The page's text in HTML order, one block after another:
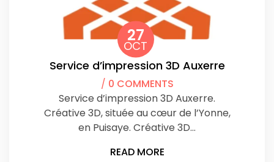
27
OCT
Service d’impression 3D Auxerre
/ 0 COMMENTS
Service d’impression 3D Auxerre.
Créative 3D, située au cœur de l’Yonne,
en Puisaye. Créative 3D…
READ MORE